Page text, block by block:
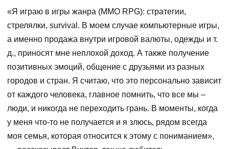
«Я играю в игры жанра (ММО RPG): стратегии,
стрелялки, survival. В моем случае компьютерные игры,
а именно продажа внутри игровой валюты, одежды и т.
д., приносят мне неплохой доход. А также получение
позитивных эмоций, общение с друзьями из разных
городов и стран. Я считаю, что это персонально зависит
от каждого человека, главное помнить, что все мы –
люди, и никогда не переходить грань. В моменты, когда
у меня что-то не получается и я злюсь, рядом всегда
моя семья, которая относится к этому с пониманием»,